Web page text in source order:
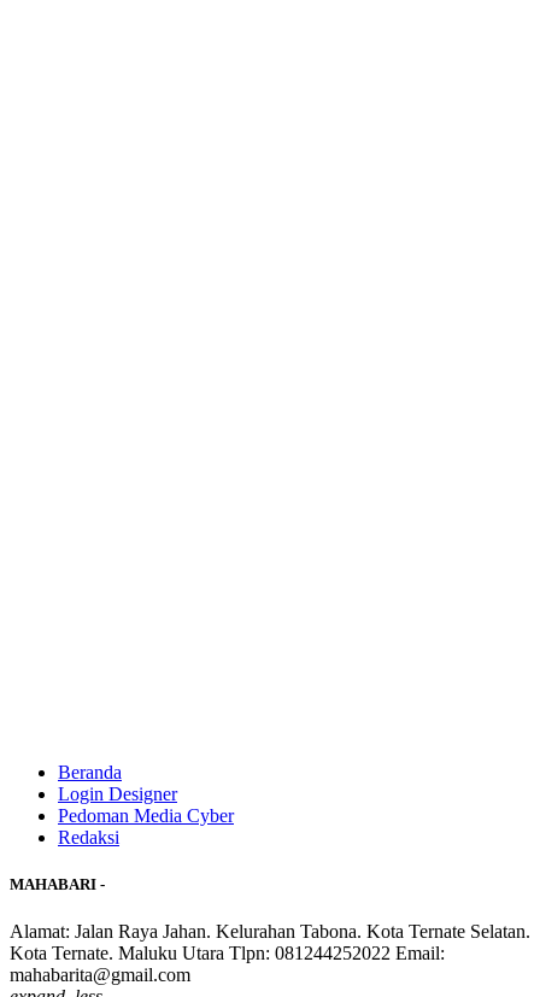
Beranda
Login Designer
Pedoman Media Cyber
Redaksi
MAHABARI -
Alamat: Jalan Raya Jahan. Kelurahan Tabona. Kota Ternate Selatan.
Kota Ternate. Maluku Utara Tlpn: 081244252022 Email:
mahabarita@gmail.com